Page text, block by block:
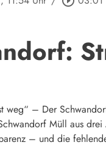
weg“ – Der
Müll aus
– und die